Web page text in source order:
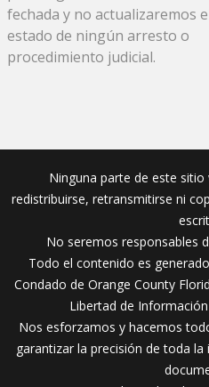
fechada y no actualizaremos
estado de ningún arresto o
procedimiento judicial.
Ninguna parte de este
redistribuirse, retransmitirse ni
No seremos responsables
Todo el contenido es
Condado de Orange County
Libertad de
Nos esforzamos y hacemos
garantizar la precisión de toda